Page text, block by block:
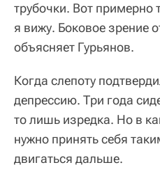
трубочки. Вот примерно
я вижу. Боковое зрение
объясняет Гурьянов.
Когда слепоту
депрессию. Три года
то лишь изредка. Но в
нужно принять себя
двигаться дальше.